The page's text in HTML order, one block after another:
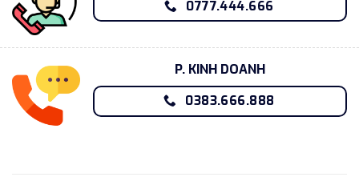
0777.444.666
P. KINH DOANH
0383.666.888